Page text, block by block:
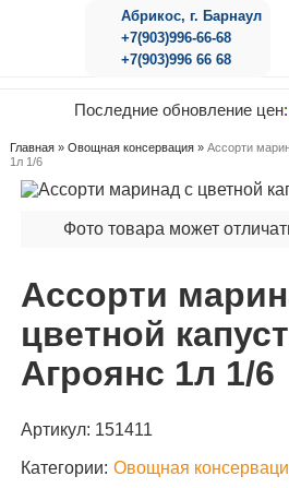
Абрикос, г. Барнаул
+7(903)996-66-68
+7(903)996 66 68
Последние обновление цен:
Главная» Овощная консервация» Ассорти
1л 1/6
Фото товара может
Ассорти
цветной
Агроянс 1л 1/6
Артикул: 151411
Категории: Овощная